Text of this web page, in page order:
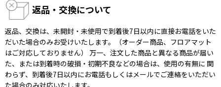
返品・交換について
返品、交換は、未開封・未使用で到着後7日以内に直接お電話をいた
だいた場合のみお受けいたします。（オーダー商品、フロアマット
はご対応しておりません） 万一、注文した商品と異なる商品が届い
た、または到着時の破損・初期不良などの場合は、使用の有無に 関
わらず、到着後7日以内にお電話もしくはメールでご連絡をいただい
た場合のみ対応いたします。